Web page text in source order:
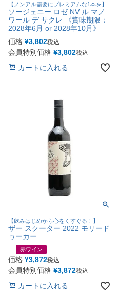
【ノンアル需要にプレミアムな1本を】
ソージェニー ロゼ NV ル マノ
ワール デ サクレ 《賞味期限：
2028年6月 or 2028年10月》
価格 ¥3,802税込
会員特別価格 ¥3,802税込
カートに入れる
【飲みはじめから心をくすぐる！】
ザー スクーター 2022 モリード
ゥーカー
赤ワイン
価格 ¥3,872税込
会員特別価格 ¥3,872税込
カートに入れる